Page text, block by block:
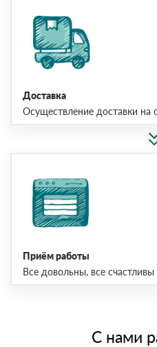
Доставка
Осуществление доставки на
Приём работы
Все довольны, все счастливы
С нами